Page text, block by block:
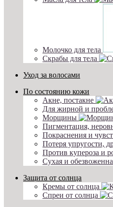
Молочко для тела
Скрабы для тела
Уход за волосами
По состоянию кожи
Акне, постакне
Для жирной и
Морщины
Пигментация,
Покраснения и
Потеря упругости,
Против купероза и
Сухая и
Защита от солнца
Кремы от солнца
Спреи от солнца